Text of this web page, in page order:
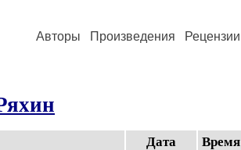
Авторы Произведения Рецензии
Дата Время